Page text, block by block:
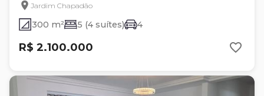
Jardim Chapadão
300 m² 5 (4 suítes) 4
R$ 2.100.000